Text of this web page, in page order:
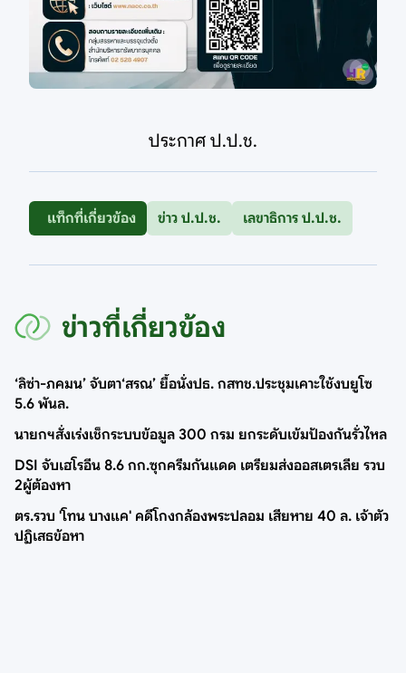
ประกาศ ป.ป.ช.
แท็กที่เกี่ยวข้อง ข่าว ป.ป.ช. เลขาธิการ ป.ป.ช.
ข่าวที่เกี่ยวข้อง
‘ลิซ่า-ภคมน’ จับตา‘สรณ’ ยื้อนั่งปธ. กสทช.ประชุมเคาะใช้งบยูโซ
5.6 พันล.
นายกฯสั่งเร่งเช็กระบบข้อมูล 300 กรม ยกระดับเข้มป้องกันรั่วไหล
DSI จับเฮโรอีน 8.6 กก.ซุกครีมกันแดด เตรียมส่งออสเตรเลีย รวบ
2ผู้ต้องหา
ตร.รวบ 'โทน บางแค' คดีโกงกล้องพระปลอม เสียหาย 40 ล. เจ้าตัว
ปฏิเสธข้อหา